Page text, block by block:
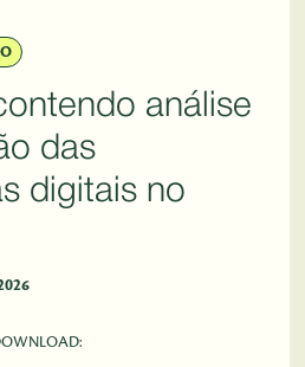
análise
das
digitais no